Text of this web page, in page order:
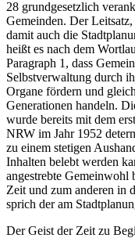
28 grundgesetzlich
Gemeinden. Der
damit auch die
heißt es nach dem
Paragraph 1, dass
Selbstverwaltung durch
Organe fördern und
Generationen handeln.
wurde bereits mit dem
NRW im Jahr 1952
zu einem stetigen
Inhalten belebt werden
angestrebte Gemeinwohl
Zeit und zum anderen in
sprich der am
Der Geist der Zeit zu